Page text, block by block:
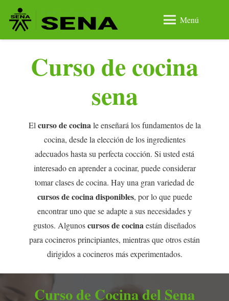
Menú
Curso de cocina
sena
El curso de cocina le enseñará los fundamentos de la
cocina, desde la elección de los ingredientes
adecuados hasta su perfecta cocción. Si usted está
interesado en aprender a cocinar, puede considerar
tomar clases de cocina. Hay una gran variedad de
cursos de cocina disponibles, por lo que puede
encontrar uno que se adapte a sus necesidades y
gustos. Algunoscursos de cocinaestán diseñados
para cocineros principiantes, mientras que otros están
dirigidos a cocineros más experimentados.
Curso de Cocina del Sena